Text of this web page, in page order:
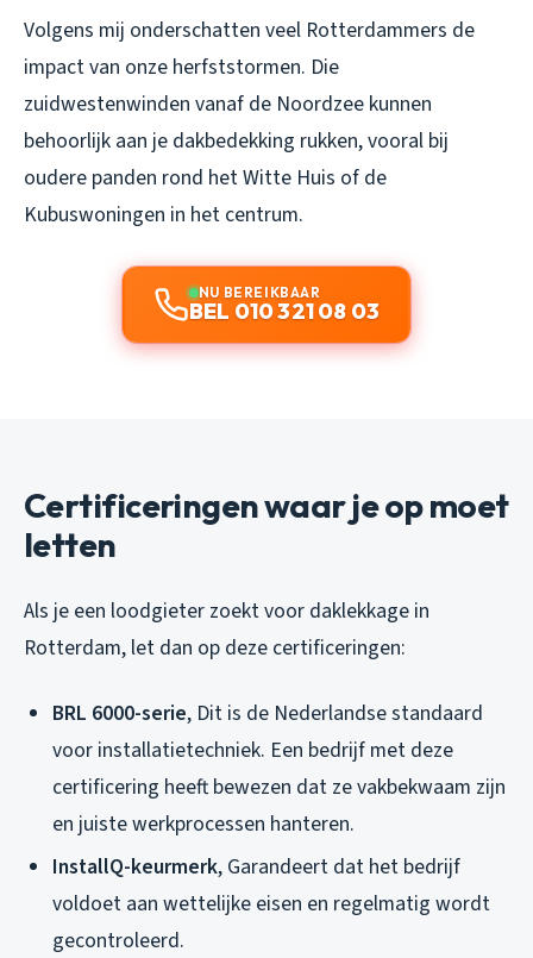
Volgens mij onderschatten veel Rotterdammers de
impact van onze herfststormen. Die
zuidwestenwinden vanaf de Noordzee kunnen
behoorlijk aan je dakbedekking rukken, vooral bij
oudere panden rond het Witte Huis of de
Kubuswoningen in het centrum.
NU BEREIKBAAR
BEL 010 321 08 03
Certificeringen waar je op moet
letten
Als je een loodgieter zoekt voor daklekkage in
Rotterdam, let dan op deze certificeringen:
BRL 6000-serie, Dit is de Nederlandse standaard
voor installatietechniek. Een bedrijf met deze
certificering heeft bewezen dat ze vakbekwaam zijn
en juiste werkprocessen hanteren.
InstallQ-keurmerk, Garandeert dat het bedrijf
voldoet aan wettelijke eisen en regelmatig wordt
gecontroleerd.